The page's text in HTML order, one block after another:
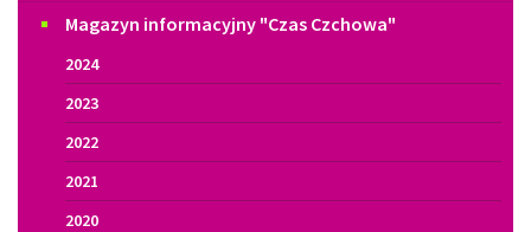
Magazyn informacyjny "Czas Czchowa"
2024
2023
2022
2021
2020